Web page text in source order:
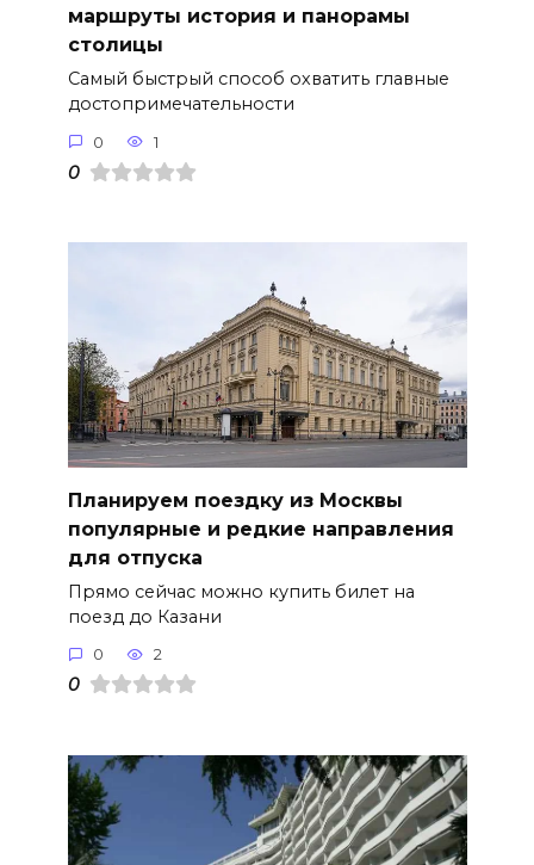
маршруты история и панорамы
столицы
Самый быстрый способ охватить главные
достопримечательности
0 1
0
Планируем поездку из Москвы
популярные и редкие направления
для отпуска
Прямо сейчас можно купить билет на
поезд до Казани
0 2
0